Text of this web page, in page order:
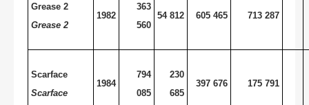
Grease 2
Grease 2
1982
363
560
54 812 605 465 713 287
Scarface
Scarface
1984
794
085
230
685
397 676 175 791